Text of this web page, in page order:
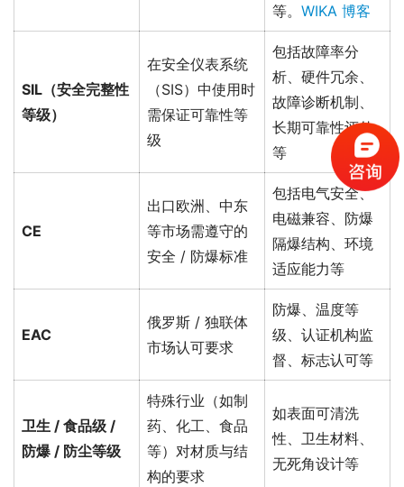
等。 WIKA 博客
SIL（安全完整性
等级）
在安全仪表系统
（SIS）中使用时
需保证可靠性等
级
包括故障率分
析、硬件冗余、
故障诊断机制、
长期可靠性评估
等
CE
出口欧洲、中东
等市场需遵守的
安全 / 防爆标准
包括电气安全、
电磁兼容、防爆
隔爆结构、环境
适应能力等
EAC
俄罗斯 / 独联体
市场认可要求
防爆、温度等
级、认证机构监
督、标志认可等
卫生 / 食品级 /
防爆 / 防尘等级
特殊行业（如制
药、化工、食品
等）对材质与结
构的要求
如表面可清洗
性、卫生材料、
无死角设计等